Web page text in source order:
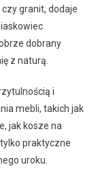
granit, dodaje
dobrany
z naturą.
i
mebli, takich jak
jak kosze na
praktyczne
uroku.